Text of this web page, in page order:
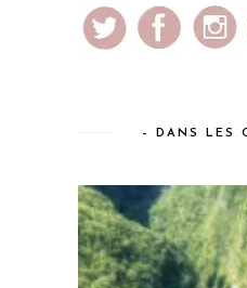
– DANS LES